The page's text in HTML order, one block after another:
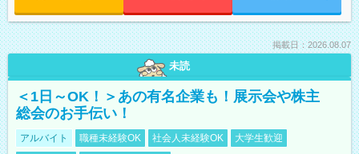
掲載日：2026.08.07
未読
＜1日～OK！＞あの有名企業も！展示会や株主
総会のお手伝い！
アルバイト 職種未経験OK 社会人未経験OK
大学生歓迎